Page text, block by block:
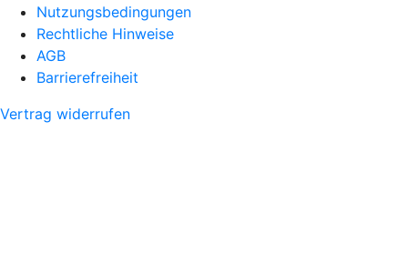
Nutzungsbedingungen
Rechtliche Hinweise
AGB
Barrierefreiheit
Vertrag widerrufen